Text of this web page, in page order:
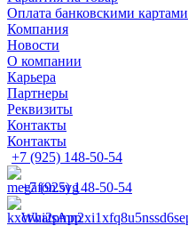
Оплата банковскими картами
Компания
Новости
О компании
Карьера
Партнеры
Реквизиты
Контакты
Контакты
+7 (925) 148-50-54
+7 (925) 148-50-54
WhatsApp